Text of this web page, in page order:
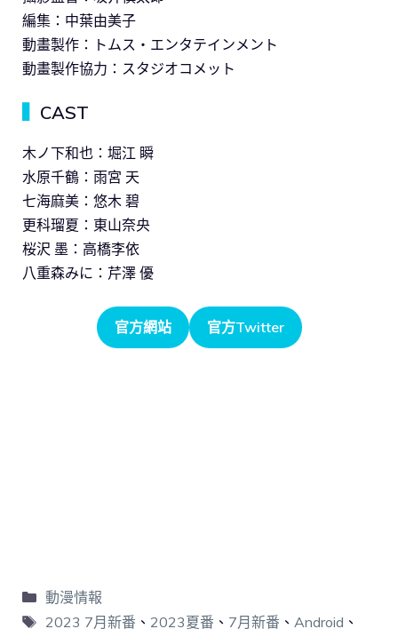
編集：中葉由美子
動畫製作：トムス・エンタテインメント
動畫製作協力：スタジオコメット
CAST
木ノ下和也：堀江 瞬
水原千鶴：雨宮 天
七海麻美：悠木 碧
更科瑠夏：東山奈央
桜沢 墨：高橋李依
八重森みに：芹澤 優
官方網站 官方Twitter
動漫情報
2023 7月新番 、 2023夏番 、 7月新番 、 Android 、